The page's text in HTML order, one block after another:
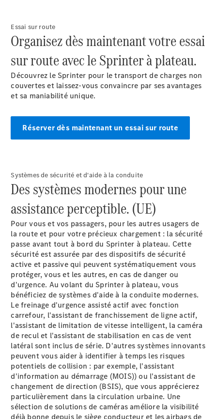
Marco Polo
Configurateur
Classe V
Configurateur
Mercedes-
Benz Store
eSprinter
Tous les
eSprinter
eSprinter
Fourgon
Électrique
eSprinter
Châssis
Électrique
Essai sur route
Organisez dès maintenant votre essai
sur route avec le Sprinter à plateau.
Découvrez le Sprinter pour le transport de charges non
couvertes et laissez-vous convaincre par ses avantages
et sa maniabilité unique.
Réserver dès maintenant un essai sur route
Systèmes de sécurité et d'aide à la conduite
Des systèmes modernes pour une
assistance perceptible. (UE)
Pour vous et vos passagers, pour les autres usagers de
la route et pour votre précieux chargement : la sécurité
passe avant tout à bord du Sprinter à plateau. Cette
sécurité est assurée par des dispositifs de sécurité
active et passive qui peuvent systématiquement vous
protéger, vous et les autres, en cas de danger ou
d'urgence. Au volant du Sprinter à plateau, vous
bénéficiez de systèmes d'aide à la conduite modernes.
Le freinage d'urgence assistéactif avec fonction
carrefour, l'assistant de franchissement de ligneactif,
l'assistant de limitation de vitesse intelligent, la caméra
de reculet l'assistant de stabilisation en cas de vent
latéralsont inclus de série. D'autres systèmes innovants
peuvent vous aider à identifier à temps les risques
potentiels de collision : par exemple, l'assistant
d'information au démarrage (MOIS))ou l'assistant de
changement de direction(BSIS), que vous apprécierez
particulièrement dans la circulation urbaine. Une
sélection de solutions de camérasaméliore la visibilité
déjà bonne depuis le siège conducteur et les airbags de